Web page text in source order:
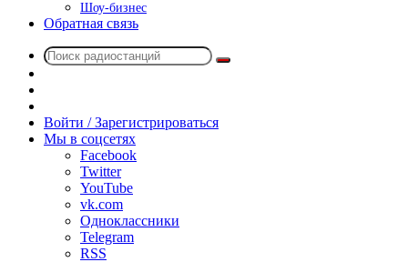
Шоу-бизнес
Обратная связь
Поиск
радио
Войти / Зарегистрироваться
Мы в соцсетях
Facebook
Twitter
YouTube
vk.com
Одноклассники
Telegram
RSS